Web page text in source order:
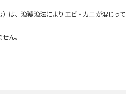
、漁獲漁法によりエビ・カニが混じっ
ん。